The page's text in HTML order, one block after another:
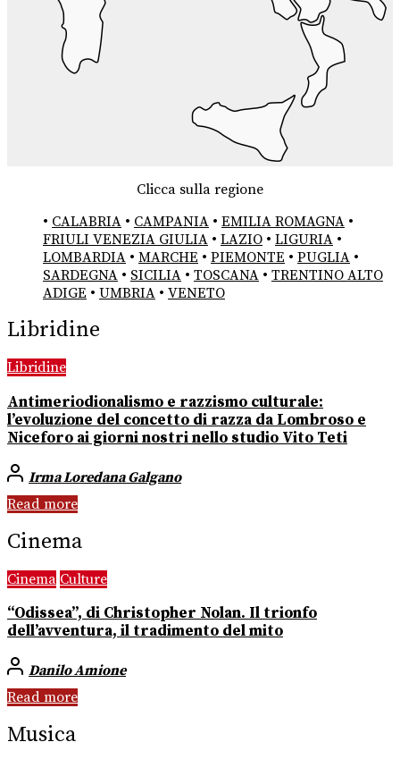
Clicca sulla regione
• CALABRIA • CAMPANIA • EMILIA ROMAGNA •
FRIULI VENEZIA GIULIA • LAZIO • LIGURIA •
LOMBARDIA • MARCHE • PIEMONTE • PUGLIA •
SARDEGNA • SICILIA • TOSCANA • TRENTINO ALTO
ADIGE • UMBRIA • VENETO
Libridine
Libridine
Antimeriodionalismo e razzismo culturale:
l’evoluzione del concetto di razza da Lombroso e
Niceforo ai giorni nostri nello studio Vito Teti
Irma Loredana Galgano
Read more
Cinema
Cinema Culture
“Odissea”, di Christopher Nolan. Il trionfo
dell’avventura, il tradimento del mito
Danilo Amione
Read more
Musica